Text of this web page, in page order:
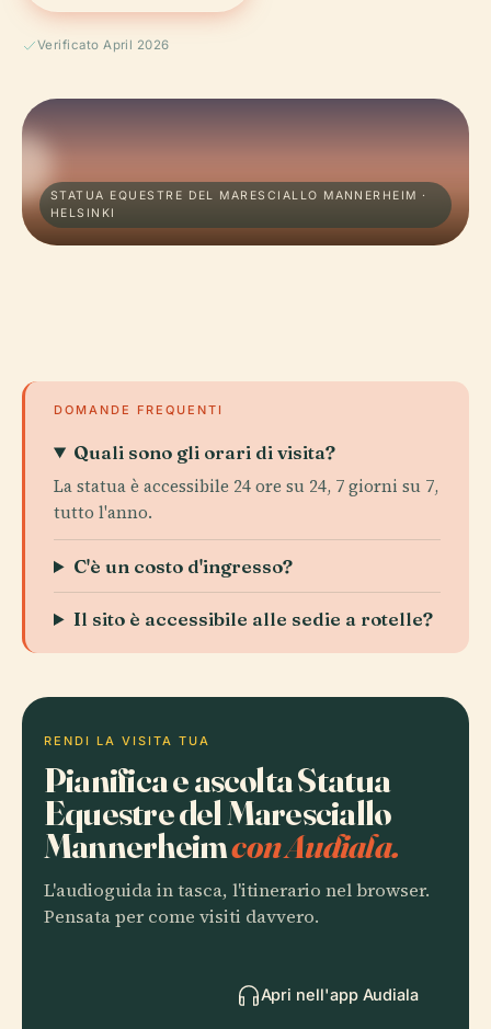
Verificato April 2026
STATUA EQUESTRE DEL MARESCIALLO MANNERHEIM ·
HELSINKI
DOMANDE FREQUENTI
Quali sono gli orari di visita?
La statua è accessibile 24 ore su 24, 7 giorni su 7,
tutto l'anno.
C'è un costo d'ingresso?
Il sito è accessibile alle sedie a rotelle?
RENDI LA VISITA TUA
Pianifica e ascolta Statua
Equestre del Maresciallo
Mannerheimcon Audiala.
L'audioguida in tasca, l'itinerario nel browser.
Pensata per come visiti davvero.
Apri nell'app Audiala